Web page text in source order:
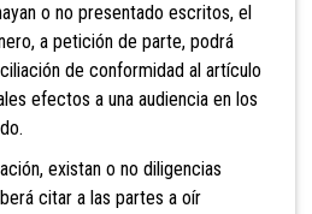
o no presentado escritos, el
a petición de parte, podrá
de conformidad al artículo
efectos a una audiencia en los
existan o no diligencias
citar a las partes a oír